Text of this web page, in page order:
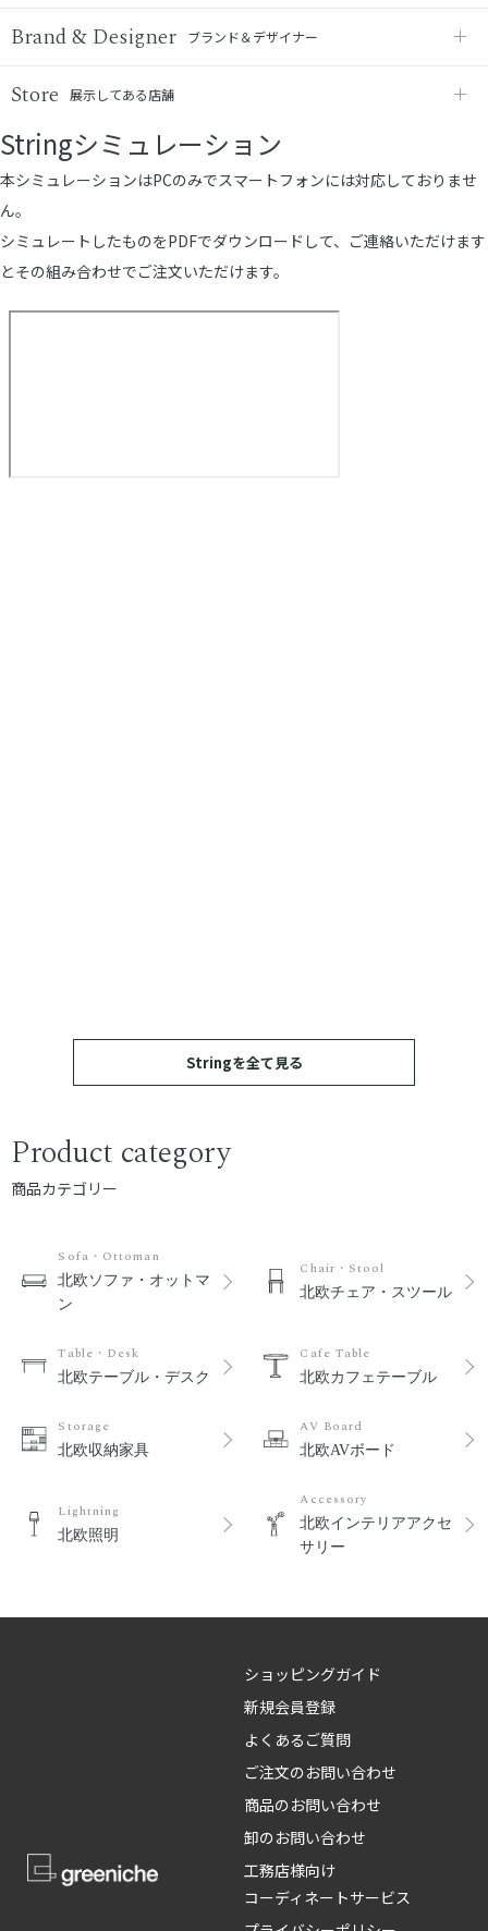
Brand & Designer ブランド＆デザイナー
Store 展示してある店舗
Stringシミュレーション
本シミュレーションはPCのみでスマートフォンには対応しておりませ
ん。
シミュレートしたものをPDFでダウンロードして、ご連絡いただけます
とその組み合わせでご注文いただけます。
Stringを全て見る
Product category
商品カテゴリー
Sofa・Ottoman
北欧ソファ・オットマ
ン
Chair・Stool
北欧チェア・スツール
Table・Desk
北欧テーブル・デスク
Cafe Table
北欧カフェテーブル
Storage
北欧収納家具
AV Board
北欧AVボード
Lightning
北欧照明
Accessory
北欧インテリアアクセ
サリー
ショッピングガイド
新規会員登録
よくあるご質問
ご注文のお問い合わせ
商品のお問い合わせ
卸のお問い合わせ
工務店様向け
コーディネートサービス